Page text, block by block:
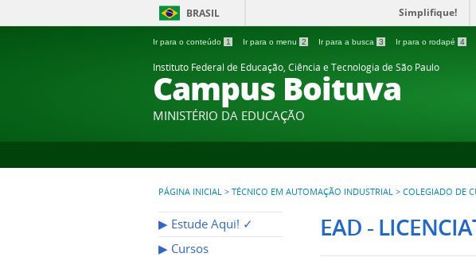
BRASIL Simplifique!
Ir para o conteúdo 1 Ir para o menu 2 Ir para a busca 3 Ir para o rodapé 4
Instituto Federal de Educação, Ciência e Tecnologia de São Paulo
Campus Boituva
MINISTÉRIO DA EDUCAÇÃO
PÁGINA INICIAL > TÉCNICO EM AUTOMAÇÃO INDUSTRIAL > COLEGIADO DE
▶︎ Estude Aqui! ✓
▶︎ Cursos
EAD -